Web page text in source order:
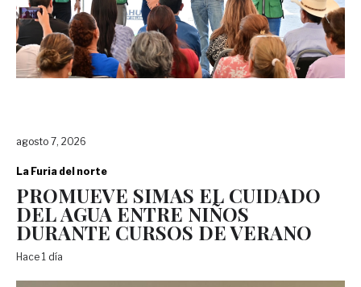
agosto 7, 2026
La Furia del norte
PROMUEVE SIMAS EL CUIDADO
DEL AGUA ENTRE NIÑOS
DURANTE CURSOS DE VERANO
Hace 1 día